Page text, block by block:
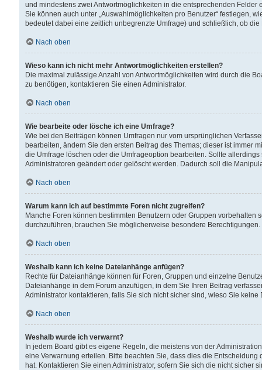
und mindestens zwei Antwortmöglichkeiten in die entsprechenden
Sie können auch unter „Auswahlmöglichkeiten pro Benutzer“ festlegen,
bedeutet dabei eine zeitlich unbegrenzte Umfrage) und schließlich, ob
Nach oben
Wieso kann ich nicht mehr Antwortmöglichkeiten erstellen?
Die maximal zulässige Anzahl von Antwortmöglichkeiten wird durch die
zu benötigen, kontaktieren Sie einen Administrator.
Nach oben
Wie bearbeite oder lösche ich eine Umfrage?
Wie bei den Beiträgen können Umfragen nur vom ursprünglichen
bearbeiten, ändern Sie den ersten Beitrag des Themas; dieser ist immer
die Umfrage löschen oder die Umfrageoption bearbeiten. Sollte
Administratoren geändert oder gelöscht werden. Dadurch soll die
Nach oben
Warum kann ich auf bestimmte Foren nicht zugreifen?
Manche Foren können bestimmten Benutzern oder Gruppen
durchzuführen, brauchen Sie möglicherweise besondere
Nach oben
Weshalb kann ich keine Dateianhänge anfügen?
Rechte für Dateianhänge können für Foren, Gruppen und einzelne
Dateianhänge in dem Forum anzufügen, in dem Sie Ihren Beitrag
Administrator kontaktieren, falls Sie sich nicht sicher sind, wieso Sie
Nach oben
Weshalb wurde ich verwarnt?
In jedem Board gibt es eigene Regeln, die meistens von der
eine Verwarnung erteilen. Bitte beachten Sie, dass dies die
hat. Kontaktieren Sie einen Administrator, sofern Sie sich die nicht sicher